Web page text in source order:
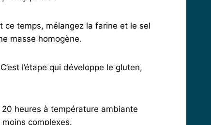
ce temps, mélangez la farine et le sel
masse homogène.
l’étape qui développe le gluten,
heures à température ambiante
complexes.